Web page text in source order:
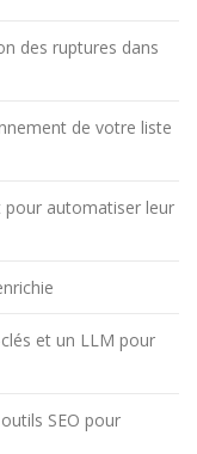
des ruptures dans
de votre liste
pour automatiser leur
et un LLM pour
SEO pour